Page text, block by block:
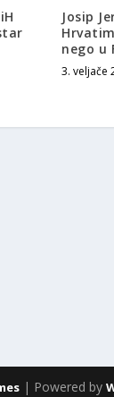
Josip
nego u
3. veljače
| Powered by